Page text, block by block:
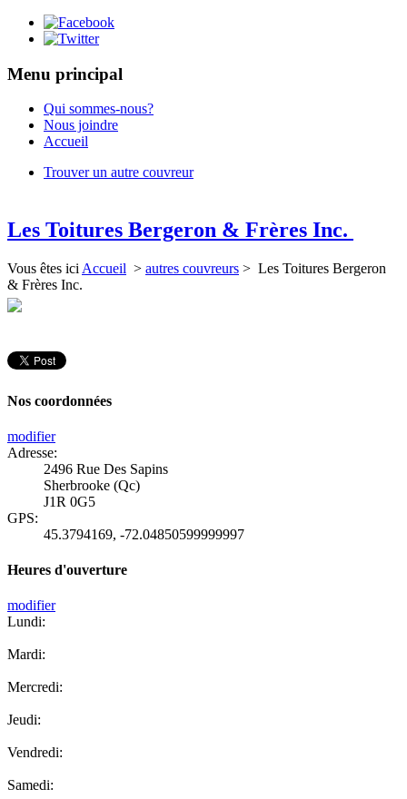
Menu principal
Qui sommes-nous?
Nous joindre
Accueil
Trouver un autre couvreur
Les Toitures Bergeron & Frères Inc.
Vous êtes ici Accueil > autres couvreurs > Les Toitures Bergeron
& Frères Inc.
Nos coordonnées
modifier
Adresse:
2496 Rue Des Sapins
Sherbrooke (Qc)
J1R 0G5
GPS:
45.3794169, -72.04850599999997
Heures d'ouverture
modifier
Lundi:
Mardi:
Mercredi:
Jeudi:
Vendredi:
Samedi: